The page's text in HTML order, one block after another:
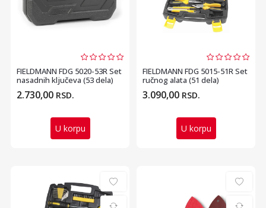
FIELDMANN FDG 5020-53R Set
nasadnih ključeva (53 dela)
2.730,00 RSD.
U korpu
FIELDMANN FDG 5015-51R Set
ručnog alata (51 dela)
3.090,00 RSD.
U korpu